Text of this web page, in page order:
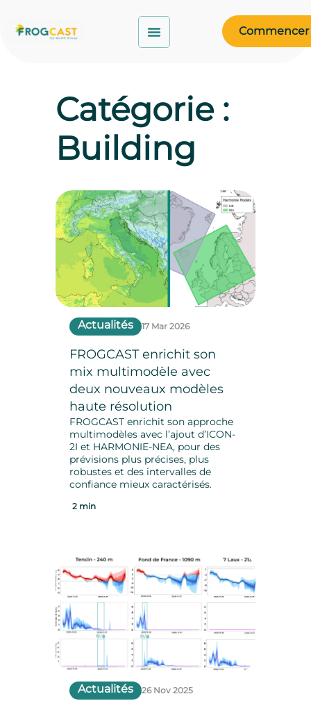
Commencer
Catégorie :
Building
Actualités 17 Mar 2026
FROGCAST enrichit son
mix multimodèle avec
deux nouveaux modèles
haute résolution
FROGCAST enrichit son approche
multimodèles avec l’ajout d’ICON-
2I et HARMONIE-NEA, pour des
prévisions plus précises, plus
robustes et des intervalles de
confiance mieux caractérisés.
2 min
Actualités 26 Nov 2025